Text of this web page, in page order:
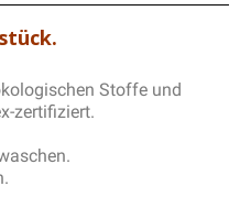
Stoffe und
zertifiziert.